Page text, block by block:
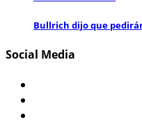
Bullrich dijo que
Social Media